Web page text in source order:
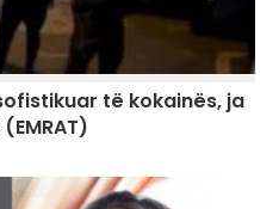
të kokainës, ja